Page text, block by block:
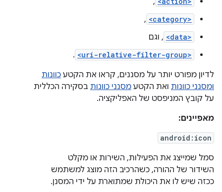
<category>
,
<data> , וגם
<uri-relative-filter-group>
.
לדיון מפורט יותר על מסננים, קראו את הקטע כוונות
ומסנני כוונות ואת הקטע מסנני כוונות בסקירה הכללית
על קובץ המניפסט של האפליקציה.
מאפיינים:
android:icon
סמל שמייצג את הפעילות, השירות או מקלט
השידור של ההורה, כשהרכיב הזה מוצג למשתמש
ככזה שיש לו את היכולת שמתוארת על ידי המסנן.